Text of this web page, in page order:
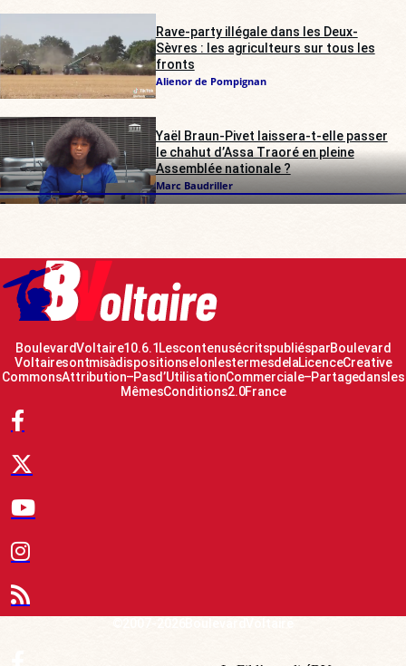
Rave-party illégale dans les Deux-
Sèvres : les agriculteurs sur tous les
fronts
Alienor de Pompignan
Yaël Braun-Pivet laissera-t-elle passer
le chahut d’Assa Traoré en pleine
Assemblée nationale ?
Marc Baudriller
Boulevard Voltaire 10.6.1 Les contenus écrits publiés par Boulevard
Voltaire sont mis à disposition selon les termes de la Licence Creative
Commons Attribution – Pas d’Utilisation Commerciale – Partage dans les
Mêmes Conditions 2.0 France